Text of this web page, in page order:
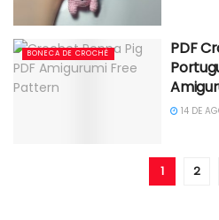
BONECA DE CROCHÊ
PDF
14 DE
1 2